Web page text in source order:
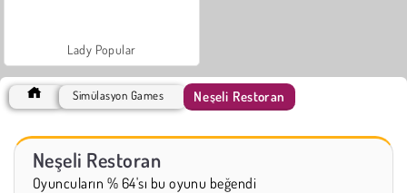
Lady Popular
Simülasyon Games Neşeli Restoran
Neşeli Restoran
Oyuncuların % 64'sı bu oyunu beğendi